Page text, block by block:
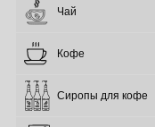
Чай
Кофе
Сиропы для кофе